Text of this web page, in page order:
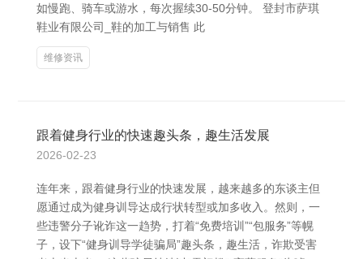
如慢跑、骑车或游水，每次握续30-50分钟。 登封市萨琪
鞋业有限公司_鞋的加工与销售 此
维修资讯
跟着健身行业的快速趣头条，趣生活发展
2026-02-23
连年来，跟着健身行业的快速发展，越来越多的东谈主但
愿通过成为健身训导达成行状转型或加多收入。然则，一
些违警分子讹诈这一趋势，打着“免费培训”“包服务”等幌
子，设下“健身训导学徒骗局”趣头条，趣生活，诈欺受害